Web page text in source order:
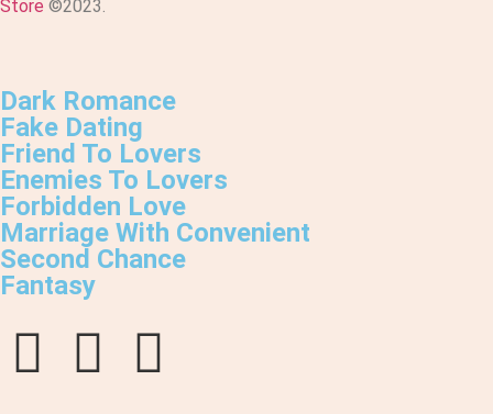
Store ©2023.
Dark Romance
Fake Dating
Friend To Lovers
Enemies To Lovers
Forbidden Love
Marriage With Convenient
Second Chance
Fantasy